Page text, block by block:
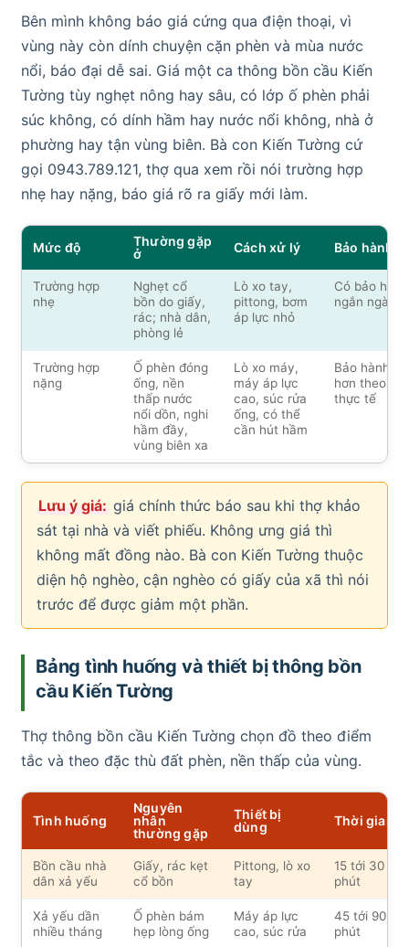
Bên mình không báo giá cứng qua điện thoại, vì
vùng này còn dính chuyện cặn phèn và mùa nước
nổi, báo đại dễ sai. Giá một ca thông bồn cầu Kiến
Tường tùy nghẹt nông hay sâu, có lớp ố phèn phải
súc không, có dính hầm hay nước nổi không, nhà ở
phường hay tận vùng biên. Bà con Kiến Tường cứ
gọi 0943.789.121, thợ qua xem rồi nói trường hợp
nhẹ hay nặng, báo giá rõ ra giấy mới làm.
Mức độ
Thường gặp
ở
Cách xử lý Bảo hành
Trường hợp
nhẹ
Nghẹt cổ
bồn do giấy,
rác; nhà dân,
phòng lẻ
Lò xo tay,
pittong, bơm
áp lực nhỏ
Có bảo hành
ngắn ngày
Trường hợp
nặng
Ố phèn đóng
ống, nền
thấp nước
nổi dồn, nghi
hầm đầy,
vùng biên xa
Lò xo máy,
máy áp lực
cao, súc rửa
ống, có thể
cần hút hầm
Bảo hành
hơn theo
thực tế
Lưu ý giá: giá chính thức báo sau khi thợ khảo
sát tại nhà và viết phiếu. Không ưng giá thì
không mất đồng nào. Bà con Kiến Tường thuộc
diện hộ nghèo, cận nghèo có giấy của xã thì nói
trước để được giảm một phần.
Bảng tình huống và thiết bị thông bồn
cầu Kiến Tường
Thợ thông bồn cầu Kiến Tường chọn đồ theo điểm
tắc và theo đặc thù đất phèn, nền thấp của vùng.
Tình huống
Nguyên
nhân
thường gặp
Thiết bị
dùng
Thời gian
Bồn cầu nhà
dân xả yếu
Giấy, rác kẹt
cổ bồn
Pittong, lò xo
tay
15 tới 30
phút
Xả yếu dần
nhiều tháng
Ố phèn bám
hẹp lòng ống
Máy áp lực
cao, súc rửa
45 tới 90
phút